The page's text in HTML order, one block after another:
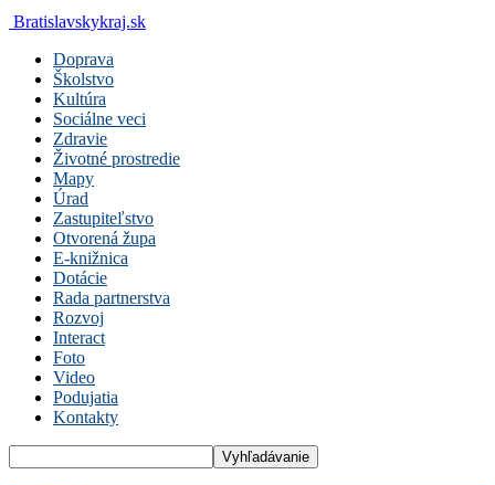
Bratislavskykraj.sk
Doprava
Školstvo
Kultúra
Sociálne veci
Zdravie
Životné prostredie
Mapy
Úrad
Zastupiteľstvo
Otvorená župa
E-knižnica
Dotácie
Rada partnerstva
Rozvoj
Interact
Foto
Video
Podujatia
Kontakty